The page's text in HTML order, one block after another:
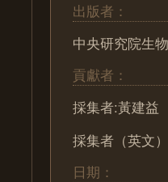
出版者：
中央研究院生
貢獻者：
採集者:黃建益
採集者（英文
日期：